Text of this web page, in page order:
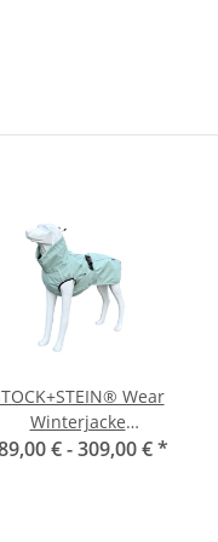
Wear
Winterjacke
Frosty
€ -309,00 €*